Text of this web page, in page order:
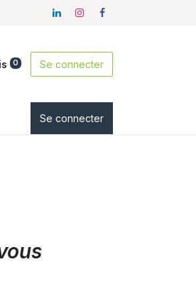
0 Se connecter
Se connecter